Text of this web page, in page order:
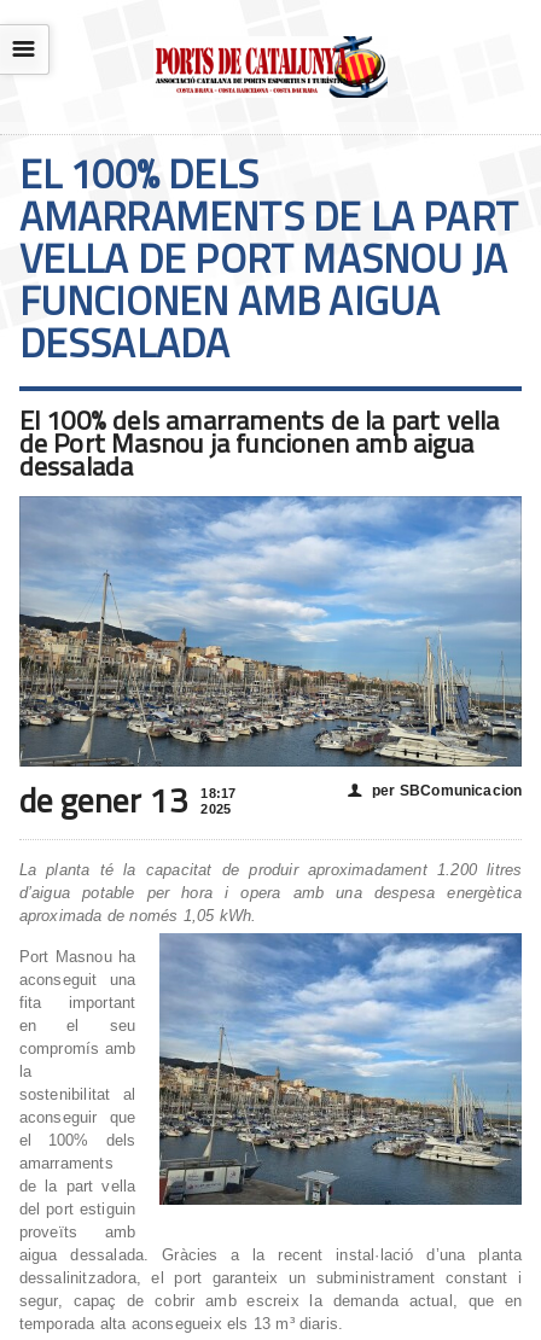
☰
EL 100% DELS
AMARRAMENTS DE LA PART
VELLA DE PORT MASNOU JA
FUNCIONEN AMB AIGUA
DESSALADA
El 100% dels amarraments de la part vella
de Port Masnou ja funcionen amb aigua
dessalada
de gener 13
18:17
2025
👤 per SBComunicacion
La planta té la capacitat de produir aproximadament 1.200 litres
d’aigua potable per hora i opera amb una despesa energètica
aproximada de només 1,05 kWh.
Port Masnou ha
aconseguit una
fita important
en el seu
compromís amb
la
sostenibilitat al
aconseguir que
el 100% dels
amarraments
de la part vella
del port estiguin
proveïts amb
aigua dessalada. Gràcies a la recent instal·lació d’una planta
dessalinitzadora, el port garanteix un subministrament constant i
segur, capaç de cobrir amb escreix la demanda actual, que en
temporada alta aconsegueix els 13 m³ diaris.